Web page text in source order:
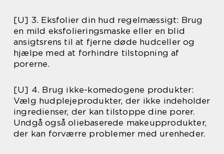
[U] 3. Eksfolier din hud regelmæssigt: Brug
en mild eksfolieringsmaske eller en blid
ansigtsrens til at fjerne døde hudceller og
hjælpe med at forhindre tilstopning af
porerne.
[U] 4. Brug ikke-komedogene produkter:
Vælg hudplejeprodukter, der ikke indeholder
ingredienser, der kan tilstoppe dine porer.
Undgå også oliebaserede makeupprodukter,
der kan forværre problemer med urenheder.